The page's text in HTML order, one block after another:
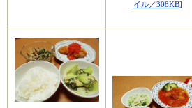
イル／308KB]